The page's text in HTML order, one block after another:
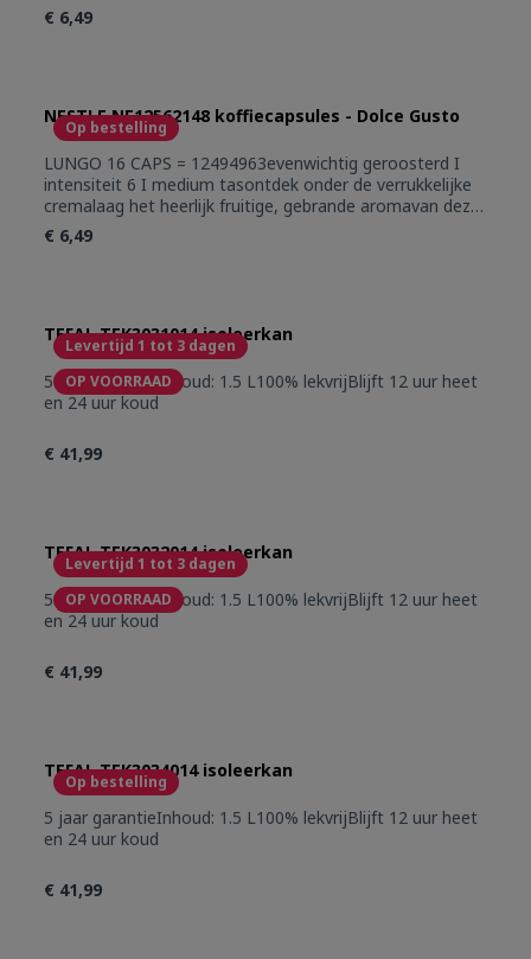
€ 6,49
Op bestelling
NESTLE NE12562148 koffiecapsules - Dolce Gusto
LUNGO 16 CAPS = 12494963evenwichtig geroosterd I
intensiteit 6 I medium tasontdek onder de verrukkelijke
cremalaag het heerlijk fruitige, gebrande aromavan deze
grotere versie van de espresso, je zal er gek van
zijnkruidige intensiteit, medium donker gebrande blend
€ 6,49
Levertijd 1 tot 3 dagen
OP VOORRAAD
TEFAL TEK3031014 isoleerkan
5 jaar garantieInhoud: 1.5 L100% lekvrijBlijft 12 uur heet
en 24 uur koud
€ 41,99
Levertijd 1 tot 3 dagen
OP VOORRAAD
TEFAL TEK3032014 isoleerkan
5 jaar garantieInhoud: 1.5 L100% lekvrijBlijft 12 uur heet
en 24 uur koud
€ 41,99
Op bestelling
TEFAL TEK3034014 isoleerkan
5 jaar garantieInhoud: 1.5 L100% lekvrijBlijft 12 uur heet
en 24 uur koud
€ 41,99